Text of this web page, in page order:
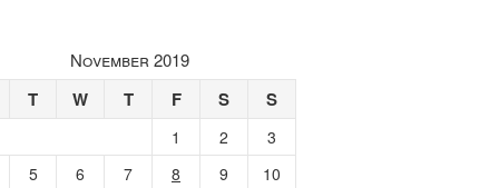
November 2019
T W T F S S
1 2
3
5 6 7 8 9
10